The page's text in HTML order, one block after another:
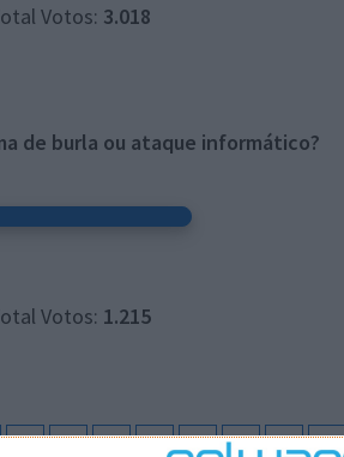
Votos: 3.018
de burla ou ataque informático?
Votos: 1.215
25 26 27 28 29 30 31 32